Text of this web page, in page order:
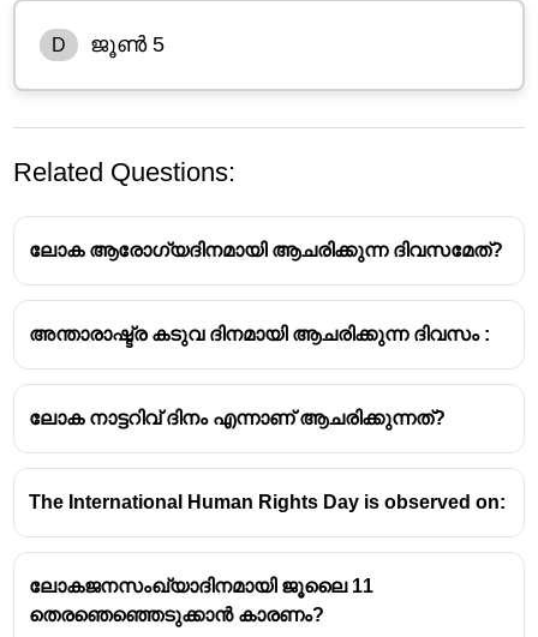
D ജൂൺ 5
Related Questions:
ലോക ആരോഗ്യദിനമായി ആചരിക്കുന്ന ദിവസമേത്?
അന്താരാഷ്ട്ര കടുവ ദിനമായി ആചരിക്കുന്ന ദിവസം :
ലോക നാട്ടറിവ് ദിനം എന്നാണ് ആചരിക്കുന്നത്?
The International Human Rights Day is observed on:
ലോകജനസംഖ്യാദിനമായി ജൂലൈ 11
തെരഞെഞ്ഞെടുക്കാൻ കാരണം?